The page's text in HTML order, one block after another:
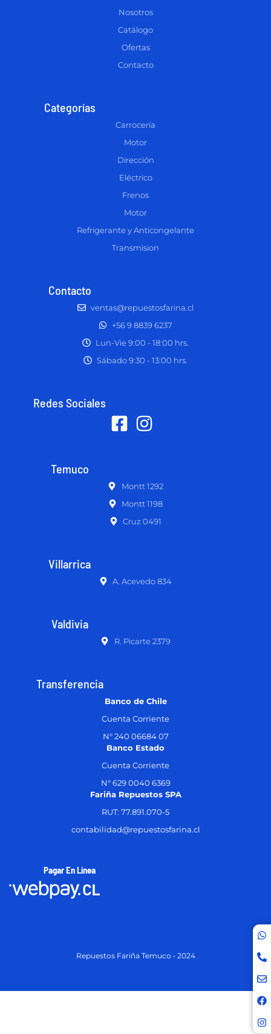
Nosotros
Catálogo
Ofertas
Contacto
Categorías
Carrocería
Motor
Dirección
Eléctrico
Frenos
Motor
Refrigerante y Anticongelante
Transmision
Contacto
ventas@repuestosfarina.cl
+56 9 8839 6237
Lun-Vie 9:00 - 18:00 hrs.
Sábado 9:30 - 13:00 hrs.
Redes Sociales
Temuco
Montt 1292
Montt 1198
Cruz 0491
Villarrica
A. Acevedo 834
Valdivia
R. Picarte 2379
Transferencia
Banco de Chile
Cuenta Corriente
N° 240 06684 07
Banco Estado
Cuenta Corriente
N° 629 0040 6369
Fariña Repuestos SPA
RUT: 77.891.070-5
contabilidad@repuestosfarina.cl
Pagar En Línea
Repuestos Fariña Temuco • 2024